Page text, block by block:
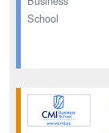
School